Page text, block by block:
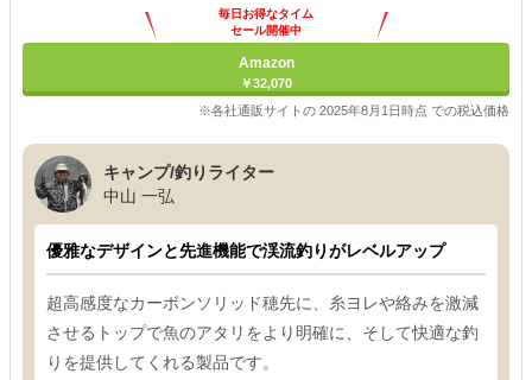
毎日お得なタイム
セール開催中
Amazon
￥32,070
※各社通販サイトの 2025年8月1日時点 での税込価格
キャンプ/釣りライター
中山 一弘
優雅なデザインと先進機能で渓流釣りがレベルアップ
超高感度なカーボンソリッド穂先に、糸ヨレや絡みを激減
させるトップで魚のアタリをより明確に、そして快適な釣
りを提供してくれる製品です。